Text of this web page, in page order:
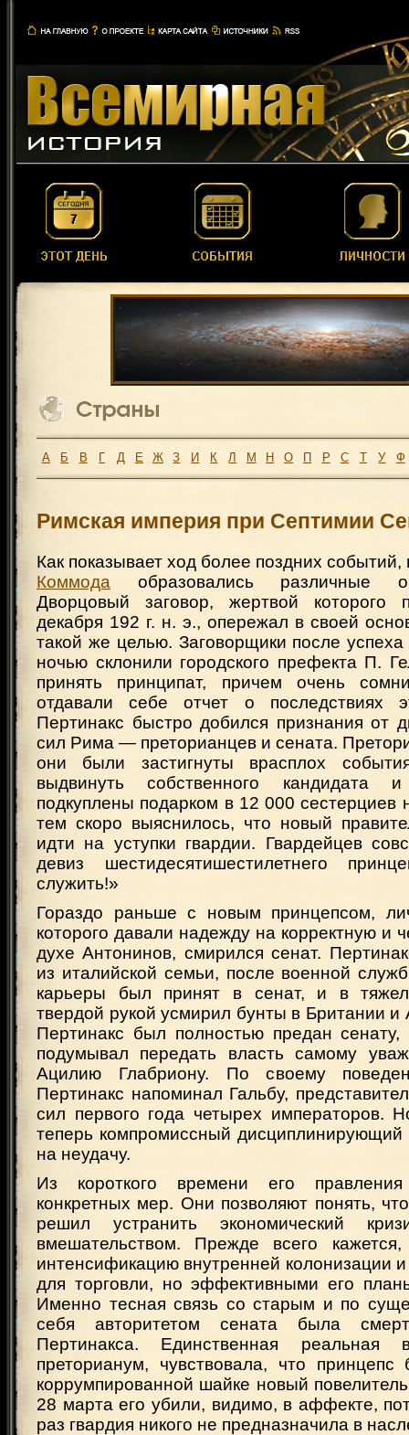
А Б В Г Д Е Ж З И К Л М Н О П Р С Т У Ф
Римская империя при Септимии
Как показывает ход более поздних событий,
Коммода образовались различные
Дворцовый заговор, жертвой которого
декабря 192 г. н. э., опережал в своей
такой же целью. Заговорщики после успеха
ночью склонили городского префекта П.
принять принципат, причем очень
отдавали себе отчет о последствиях
Пертинакс быстро добился признания от
сил Рима — преторианцев и сената.
они были застигнуты врасплох
выдвинуть собственного кандидата
подкуплены подарком в 12 000 сестерциев
тем скоро выяснилось, что новый
идти на уступки гвардии. Гвардейцев
девиз шестидесятишестилетнего
служить!»
Гораздо раньше с новым принцепсом,
которого давали надежду на корректную и
духе Антонинов, смирился сенат.
из италийской семьи, после военной
карьеры был принят в сенат, и в
твердой рукой усмирил бунты в Британии
Пертинакс был полностью предан
подумывал передать власть самому
Ацилию Глабриону. По своему
Пертинакс напоминал Гальбу,
сил первого года четырех императоров.
теперь компромиссный
на неудачу.
Из короткого времени его
конкретных мер. Они позволяют понять,
решил устранить экономический
вмешательством. Прежде всего
интенсификацию внутренней колонизации
для торговли, но эффективными его
Именно тесная связь со старым и по
себя авторитетом сената была
Пертинакса. Единственная
преторианум, чувствовала, что
коррумпированной шайке новый
28 марта его убили, видимо, в аффекте,
раз гвардия никого не предназначила в